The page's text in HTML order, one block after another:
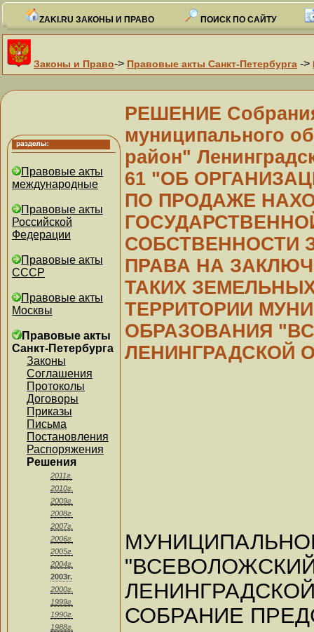
ZAKI.RU ЗАКОНЫ И ПРАВО ПОИСК ПО САЙТУ
Законы и Право-> Правовые акты Санкт-Петербурга ->
Правовые акты
международные
Правовые акты
Российской
Федерации
Правовые акты
СССР
Правовые акты
Москвы
Правовые акты
Санкт-Петербурга
Законы
Соглашения
Протоколы
Договоры
Приказы
Письма
Постановления
Распоряжения
Решения
2011г.
2010г.
2009г.
2008г.
2007г.
2006г.
2005г.
2004г.
2003г.
2000г.
1999г.
1990г.
1988г.
РЕШЕНИЕ
муниципального
район"
61 "ОБ
ПО ПРОДАЖЕ
СОБСТВЕННОСТИ
ПРАВА НА
ТАКИХ
ТЕРРИТОРИИ
ОБРАЗОВАНИЯ
ЛЕНИНГРАДСКОЙ
СОБРАНИЕ